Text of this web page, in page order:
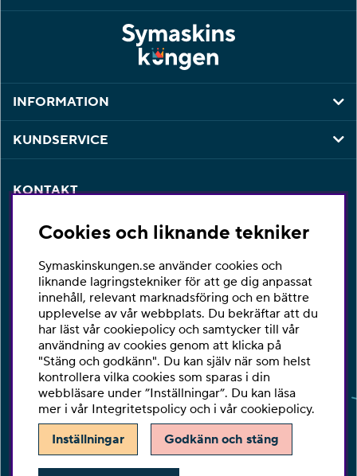
INFORMATION
KUNDSERVICE
KONTAKT
beställning så är du varmt välkommen att kontakta vår
Telefon:010-2518270
E-post:kontakta@symaskinskungen.se
Ångra köp
Cookies och liknande tekniker
Symaskinskungen.se använder cookies och
liknande lagringstekniker för att ge dig anpassat
innehåll, relevant marknadsföring och en bättre
upplevelse av vår webbplats. Du bekräftar att du
har läst vår cookiepolicy och samtycker till vår
användning av cookies genom att klicka på
"Stäng och godkänn". Du kan själv när som helst
kontrollera vilka cookies som sparas i din
webbläsare under ”Inställningar”. Du kan läsa
mer i vår Integritetspolicy och i vår cookiepolicy.
Inställningar
Godkänn och stäng